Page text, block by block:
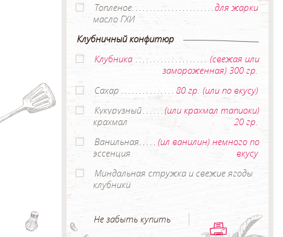
Топленое
масло ГХИ
для жарки
Клубничный конфитюр
Клубника
(свежая или
замороженная) 300 гр.
Сахар
80 гр. (или по вкусу)
Кукурузный
крахмал
(или крахмал тапиоки)
20 гр.
Ванильная
эссенция
(ил ванилин) немного по
вкусу
Миндальная стружка и свежие ягоды
клубники
Не забыть купить